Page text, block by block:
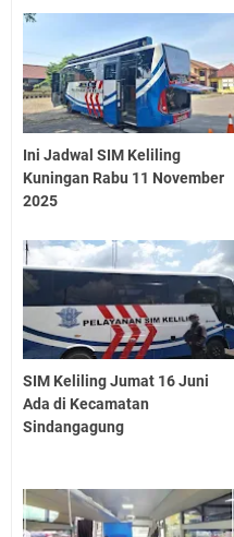
Ini Jadwal SIM Keliling
Kuningan Rabu 11 November
2025
SIM Keliling Jumat 16 Juni
Ada di Kecamatan
Sindangagung